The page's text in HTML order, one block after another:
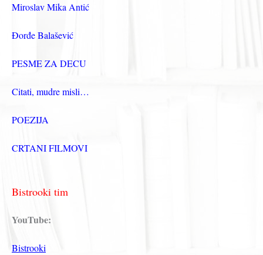
Miroslav Mika Antić
Đorđe Balašević
PESME ZA DECU
Citati, mudre misli…
POEZIJA
CRTANI FILMOVI
Bistrooki tim
YouTube:
Bistrooki